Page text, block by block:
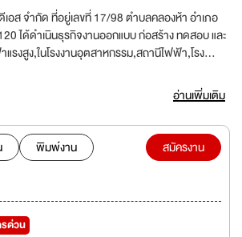
เอส จำกัด ที่อยู่เลขที่ 17/98 ตำบลคลองห้า อำเภอ
ได้ดำเนินธุรกิจงานออกแบบ ก่อสร้าง ทดสอบ และ
รงสูง,ในโรงงานอุตสาหกรรม,สถานีไฟฟ้า,โรง
อ่านเพิ่มเติม
พิมพ์งาน
สมัครงาน
ด่วน